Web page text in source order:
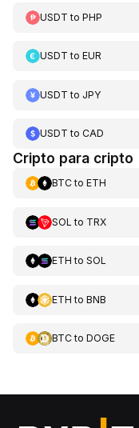
USDT to PHP
USDT to EUR
USDT to JPY
USDT to CAD
Cripto para cripto
BTCto ETH
SOL to TRX
ETH to SOL
ETH to BNB
BTCto DOGE